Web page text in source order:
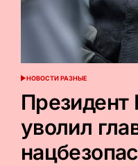
ОПУБЛИКОВАНО
НОВОСТИ РАЗНЫЕ
Президент
уволил